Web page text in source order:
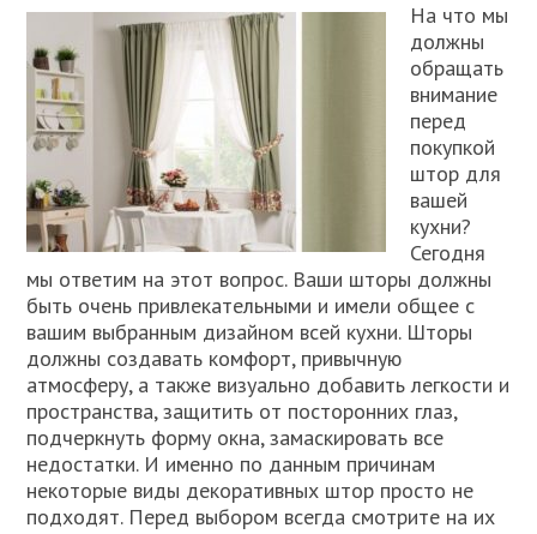
На что мы
должны
обращать
внимание
перед
покупкой
штор для
вашей
кухни?
Сегодня
мы ответим на этот вопрос. Ваши шторы должны
быть очень привлекательными и имели общее с
вашим выбранным дизайном всей кухни. Шторы
должны создавать комфорт, привычную
атмосферу, а также визуально добавить легкости и
пространства, защитить от посторонних глаз,
подчеркнуть форму окна, замаскировать все
недостатки. И именно по данным причинам
некоторые виды декоративных штор просто не
подходят. Перед выбором всегда смотрите на их